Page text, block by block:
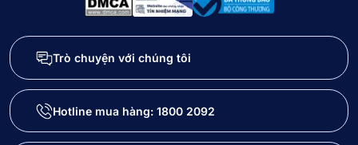
Trò chuyện với chúng tôi
Hotline mua hàng: 1800 2092